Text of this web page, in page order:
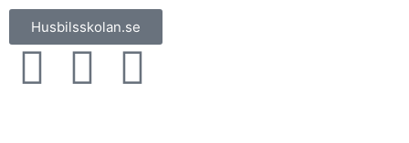
Husbilsskolan.se